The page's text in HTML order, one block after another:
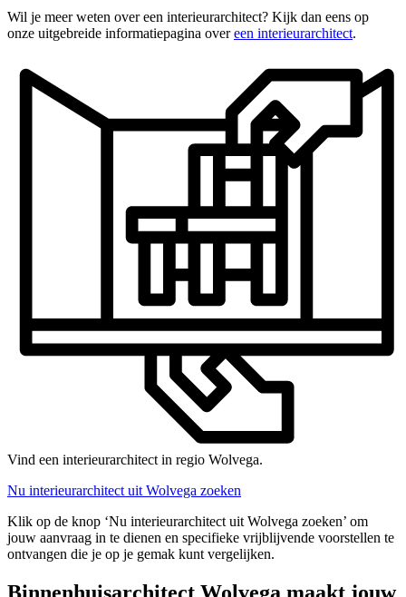
Wil je meer weten over een interieurarchitect? Kijk dan eens op
onze uitgebreide informatiepagina overeen interieurarchitect.
Vind een interieurarchitect in regio Wolvega.
Nu interieurarchitect uit Wolvega zoeken
Klik op de knop ‘Nu interieurarchitect uit Wolvega zoeken’ om
jouw aanvraag in te dienen en specifieke vrijblijvende voorstellen te
ontvangen die je op je gemak kunt vergelijken.